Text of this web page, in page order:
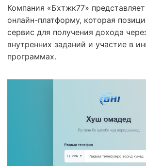
Компания «Бхтжк77»
онлайн-платформу, которая
сервис для получения дохода
внутренних заданий и участие в
программах.